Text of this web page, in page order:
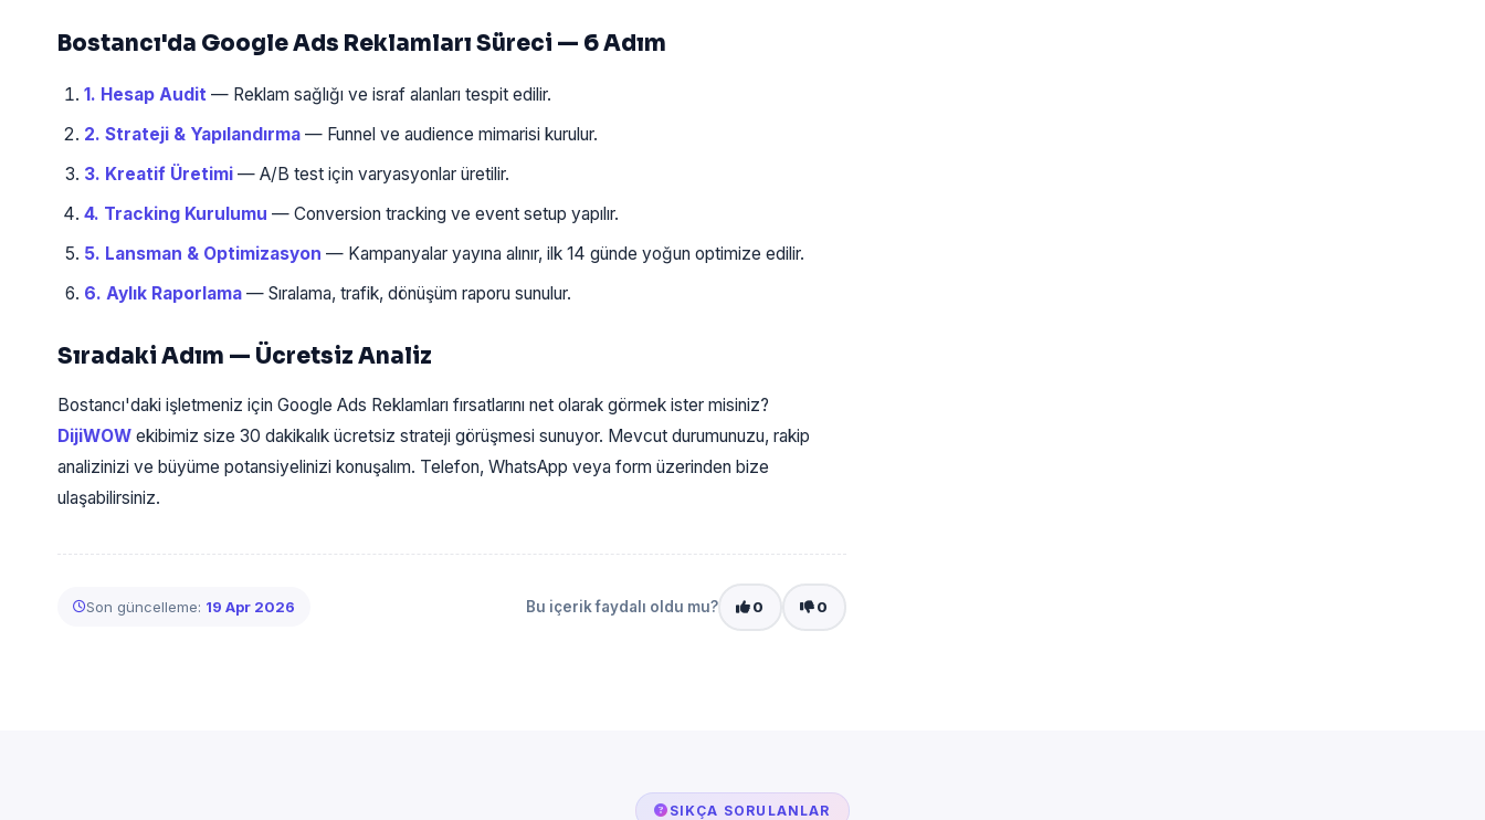
Bostancı'da Google Ads Reklamları Süreci — 6 Adım
1. Hesap Audit — Reklam sağlığı ve israf alanları tespit edilir.
2. Strateji & Yapılandırma — Funnel ve audience mimarisi kurulur.
3. Kreatif Üretimi — A/B test için varyasyonlar üretilir.
4. Tracking Kurulumu — Conversion tracking ve event setup yapılır.
5. Lansman & Optimizasyon — Kampanyalar yayına alınır, ilk 14 günde yoğun optimize edilir.
6. Aylık Raporlama — Sıralama, trafik, dönüşüm raporu sunulur.
Sıradaki Adım — Ücretsiz Analiz
Bostancı'daki işletmeniz için Google Ads Reklamları fırsatlarını net olarak görmek ister misiniz?
DijiWOW ekibimiz size 30 dakikalık ücretsiz strateji görüşmesi sunuyor. Mevcut durumunuzu, rakip
analizinizi ve büyüme potansiyelinizi konuşalım. Telefon, WhatsApp veya form üzerinden bize
ulaşabilirsiniz.
Son güncelleme: 19 Apr 2026 Bu içerik faydalı oldu mu? 0 0
SIKÇA SORULANLAR